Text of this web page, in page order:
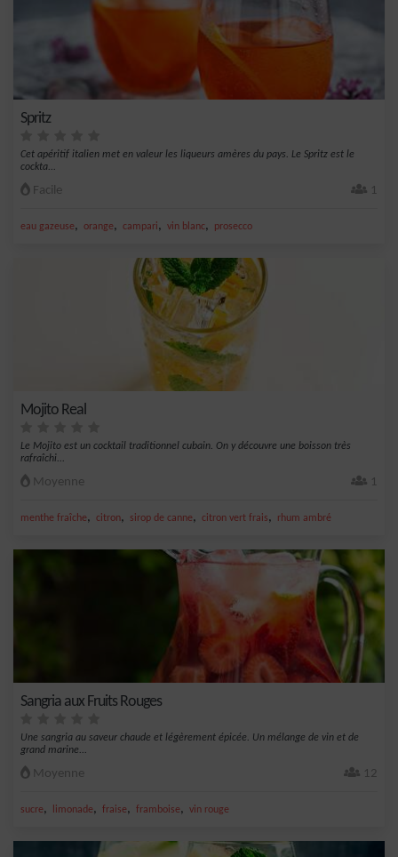
Spritz
Cet apéritif italien met en valeur les liqueurs amères du pays. Le Spritz est le
cockta...
Facile 1
eau gazeuse, orange, campari, vin blanc, prosecco
Mojito Real
Le Mojito est un cocktail traditionnel cubain. On y découvre une boisson très
rafraîchi...
Moyenne 1
menthe fraîche, citron, sirop de canne, citron vert frais, rhum ambré
Sangria aux Fruits Rouges
Une sangria au saveur chaude et légèrement épicée. Un mélange de vin et de
grand marine...
Moyenne 12
sucre, limonade, fraise, framboise, vin rouge